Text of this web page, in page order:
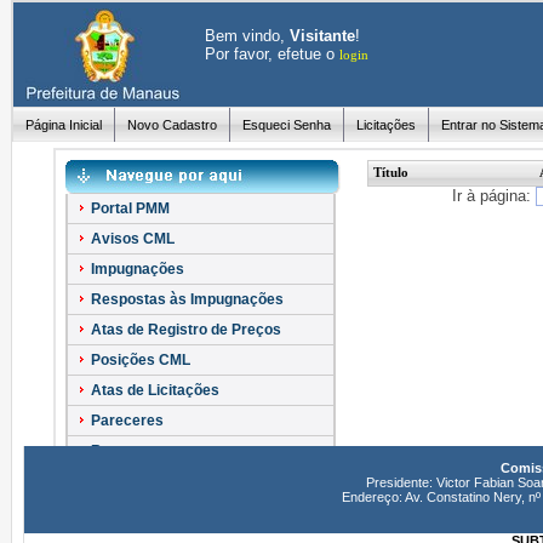
Bem vindo, Visitante!
Por favor, efetue o login
Página Inicial Novo Cadastro Esqueci Senha Licitações Entrar no
Portal PMM
Avisos CML
Impugnações
Respostas às Impugnações
Atas de Registro de Preços
Posições CML
Atas de Licitações
Pareceres
Recursos
Título
Ir à página:
Presidente: Victor Fabian
Endereço: Av. Constatino Nery,